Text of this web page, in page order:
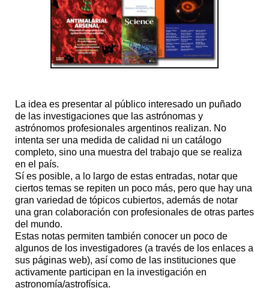
La idea es presentar al público interesado un puñado
de las investigaciones que las astrónomas y
astrónomos profesionales argentinos realizan. No
intenta ser una medida de calidad ni un catálogo
completo, sino una muestra del trabajo que se realiza
en el país.
Sí es posible, a lo largo de estas entradas, notar que
ciertos temas se repiten un poco más, pero que hay una
gran variedad de tópicos cubiertos, además de notar
una gran colaboración con profesionales de otras partes
del mundo.
Estas notas permiten también conocer un poco de
algunos de los investigadores (a través de los enlaces a
sus páginas web), así como de las instituciones que
activamente participan en la investigación en
astronomía/astrofísica.